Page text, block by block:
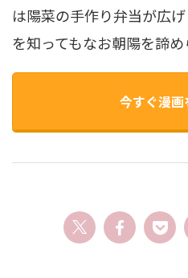
は陽菜の手作り弁当が広
を知ってもなお朝陽を諦め
今すぐ漫画